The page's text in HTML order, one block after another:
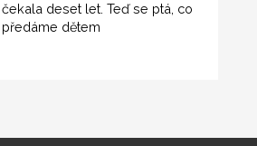
čekala deset let. Teď se ptá, co
předáme dětem